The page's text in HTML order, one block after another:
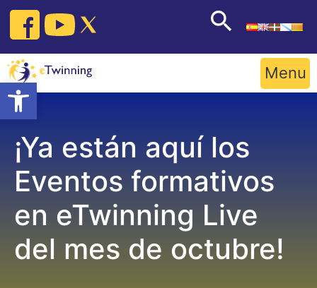
Open toolbar
Skip
content
Menu
¡Ya están aquí los
Eventos formativos
en eTwinning Live
del mes de octubre!